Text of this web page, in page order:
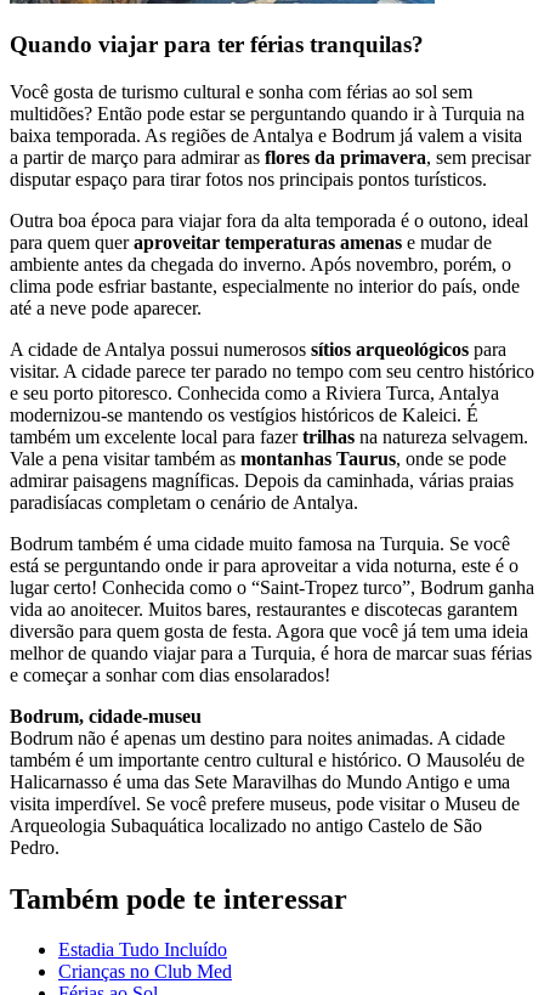
Quando viajar para ter férias tranquilas?
Você gosta de turismo cultural e sonha com férias ao sol sem
multidões? Então pode estar se perguntando quando ir à Turquia na
baixa temporada. As regiões de Antalya e Bodrum já valem a visita
a partir de março para admirar as flores da primavera, sem precisar
disputar espaço para tirar fotos nos principais pontos turísticos.
Outra boa época para viajar fora da alta temporada é o outono, ideal
para quem queraproveitar temperaturas amenas e mudar de
ambiente antes da chegada do inverno. Após novembro, porém, o
clima pode esfriar bastante, especialmente no interior do país, onde
até a neve pode aparecer.
A cidade de Antalya possui numerosos sítios arqueológicos para
visitar. A cidade parece ter parado no tempo com seu centro histórico
e seu porto pitoresco. Conhecida como a Riviera Turca, Antalya
modernizou-se mantendo os vestígios históricos de Kaleici. É
também um excelente local para fazertrilhas na natureza selvagem.
Vale a pena visitar também as montanhas Taurus, onde se pode
admirar paisagens magníficas. Depois da caminhada, várias praias
paradisíacas completam o cenário de Antalya.
Bodrum também é uma cidade muito famosa na Turquia. Se você
está se perguntando onde ir para aproveitar a vida noturna, este é o
lugar certo! Conhecida como o “Saint-Tropez turco”, Bodrum ganha
vida ao anoitecer. Muitos bares, restaurantes e discotecas garantem
diversão para quem gosta de festa. Agora que você já tem uma ideia
melhor de quando viajar para a Turquia, é hora de marcar suas férias
e começar a sonhar com dias ensolarados!
Bodrum, cidade-museu
Bodrum não é apenas um destino para noites animadas. A cidade
também é um importante centro cultural e histórico. O Mausoléu de
Halicarnasso é uma das Sete Maravilhas do Mundo Antigo e uma
visita imperdível. Se você prefere museus, pode visitar o Museu de
Arqueologia Subaquática localizado no antigo Castelo de São
Pedro.
Também pode te interessar
Estadia Tudo Incluído
Crianças no Club Med